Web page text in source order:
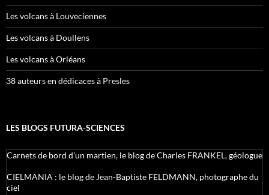
Les volcans à Louveciennes
Les volcans à Doullens
Les volcans à Orléans
38 auteurs en dédicaces à Presles
LES BLOGS FUTURA-SCIENCES
Carnets de bord d’un martien, le blog de Charles FRANKEL, géologue
CIELMANIA : le blog de Jean-Baptiste FELDMANN, photographe du
ciel